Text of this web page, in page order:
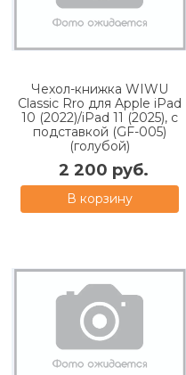
Чехол-книжка WIWU
Classic Rro для Apple iPad
10 (2022)/iPad 11 (2025), с
подставкой (GF-005)
(голубой)
2 200 руб.
В корзину